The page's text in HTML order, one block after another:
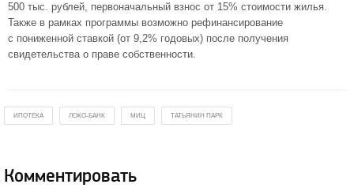
500 тыс. рублей, первоначальный взнос от 15% стоимости жилья.
Также в рамках программы возможно рефинансирование
с пониженной ставкой (от 9,2% годовых) после получения
свидетельства о праве собственности.
ИПОТЕКА ЛОКО-БАНК МИЦ ТАТЬЯНИН ПАРК
Комментировать